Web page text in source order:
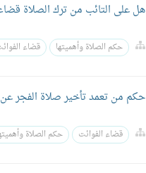
هل على التائب من ترك الصلاة
حكم الصلاة وأهميتها قضاء
حكم من تعمد تأخير صلاة الفجر عن
قضاء الفوائت حكم الصلاة